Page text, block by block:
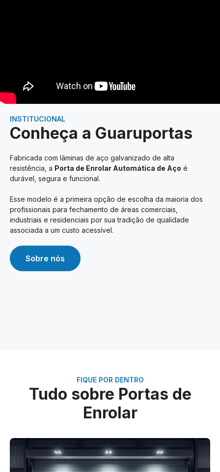
INSTITUCIONAL
Conheça a Guaruportas
Fabricada com lâminas de aço galvanizado de alta
resistência, a Porta de Enrolar Automática de Aço é
durável, segura e funcional.
Esse modelo é a primeira opção de escolha da maioria dos
profissionais para fechamento de áreas comerciais,
industriais e residenciais por sua tradição de qualidade
associada a um custo acessível.
Sobre nós
FIQUE POR DENTRO
Tudo sobre Portas de
Enrolar